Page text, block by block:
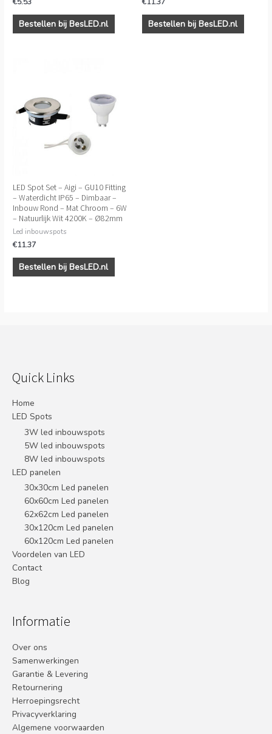
Bestellen bij BesLED.nl Bestellen bij BesLED.nl
LED Spot Set – Aigi – GU10 Fitting
– Waterdicht IP65 – Dimbaar –
Inbouw Rond – Mat Chroom – 6W
– Natuurlijk Wit 4200K – Ø82mm
Led inbouwspots
€11.37
Bestellen bij BesLED.nl
Quick Links
Home
LED Spots
3W led inbouwspots
5W led inbouwspots
8W led inbouwspots
LED panelen
30x30cm Led panelen
60x60cm Led panelen
62x62cm Led panelen
30x120cm Led panelen
60x120cm Led panelen
Voordelen van LED
Contact
Blog
Informatie
Over ons
Samenwerkingen
Garantie & Levering
Retournering
Herroepingsrecht
Privacyverklaring
Algemene voorwaarden